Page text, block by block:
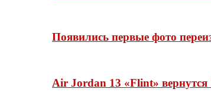
Появились первые фото
Air Jordan 13 «Flint» вернутся